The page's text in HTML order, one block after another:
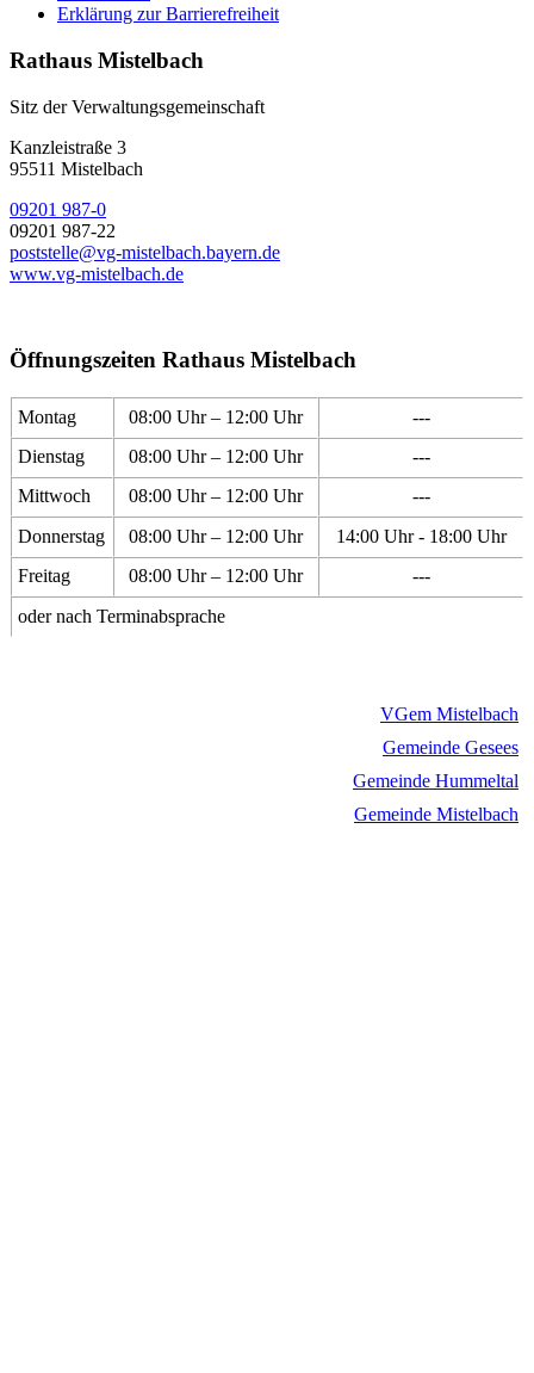
Erklärung zur Barrierefreiheit
Rathaus Mistelbach
Sitz der Verwaltungsgemeinschaft
Kanzleistraße 3
95511 Mistelbach
09201 987-0
09201 987-22
poststelle@vg-mistelbach.bayern.de
www.vg-mistelbach.de
Öffnungszeiten Rathaus Mistelbach
Montag 08:00 Uhr – 12:00 Uhr
---
Dienstag
08:00 Uhr – 12:00 Uhr
---
Mittwoch
08:00 Uhr – 12:00 Uhr
---
Donnerstag
08:00 Uhr – 12:00 Uhr
14:00 Uhr - 18:00 Uhr
Freitag
08:00 Uhr – 12:00 Uhr
---
oder nach Terminabsprache
VGem Mistelbach
Gemeinde Gesees
Gemeinde Hummeltal
Gemeinde Mistelbach